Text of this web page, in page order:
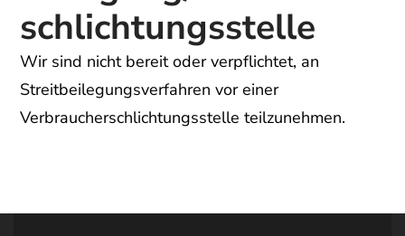
schlichtungs­stelle
Wir sind nicht bereit oder verpflichtet, an
Streitbeilegungsverfahren vor einer
Verbraucherschlichtungsstelle teilzunehmen.